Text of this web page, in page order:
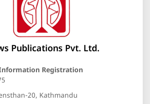
Publications Pvt. Ltd.
Registration
20, Kathmandu